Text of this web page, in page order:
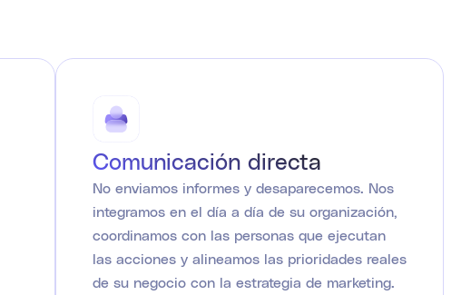
Comunicación directa
No enviamos informes y desaparecemos. Nos
integramos en el día a día de su organización,
coordinamos con las personas que ejecutan
las acciones y alineamos las prioridades reales
de su negocio con la estrategia de marketing.